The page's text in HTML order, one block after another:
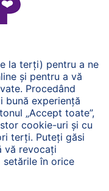
noastre
Contact
prin criptare.